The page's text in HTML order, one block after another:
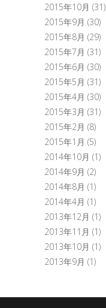
2015年10月 (31)
2015年9月 (30)
2015年8月 (29)
2015年7月 (31)
2015年6月 (30)
2015年5月 (31)
2015年4月 (30)
2015年3月 (31)
2015年2月 (8)
2015年1月 (5)
2014年10月 (1)
2014年9月 (2)
2014年8月 (1)
2014年4月 (1)
2013年12月 (1)
2013年11月 (1)
2013年10月 (1)
2013年9月 (1)